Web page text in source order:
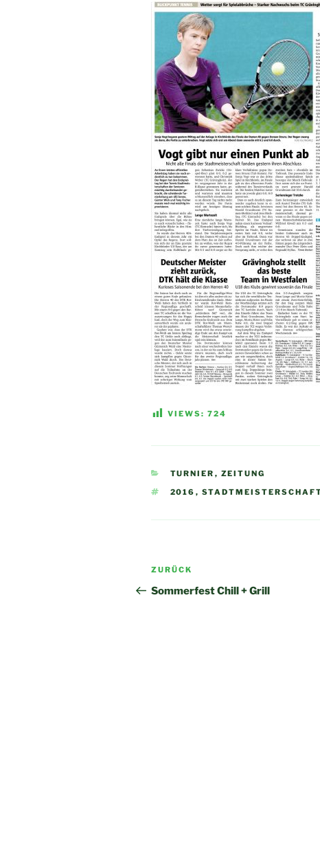
VIEWS: 724
KATEGORIEN
TURNIER , ZEITUNG
SCHLAGWÖRTER
2016 ,
Beitragsnavigation
Vorheriger
Beitrag
ZURÜCK
Sommerfest Chill + Grill